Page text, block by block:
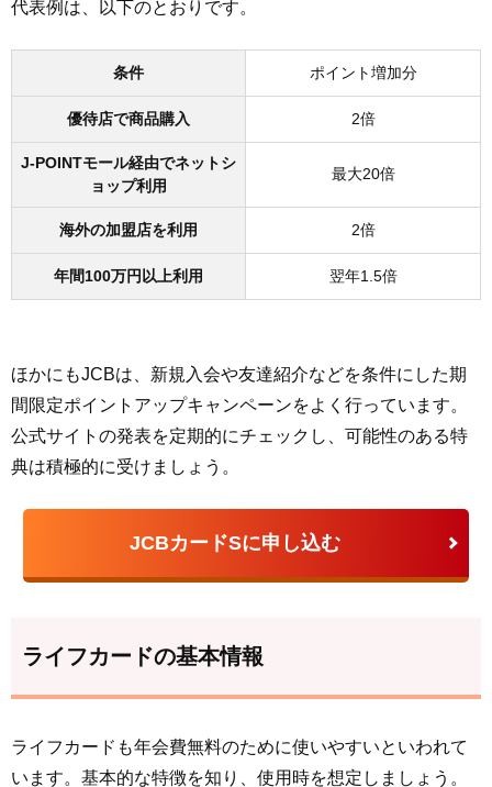
代表例は、以下のとおりです。
条件 ポイント増加分
優待店で商品購入 2倍
J-POINTモール経由でネットシ
ョップ利用
最大20倍
海外の加盟店を利用 2倍
年間100万円以上利用 翌年1.5倍
ほかにもJCBは、新規入会や友達紹介などを条件にした期
間限定ポイントアップキャンペーンをよく行っています。
公式サイトの発表を定期的にチェックし、可能性のある特
典は積極的に受けましょう。
JCBカードSに申し込む
ライフカードの基本情報
ライフカードも年会費無料のために使いやすいといわれて
います。基本的な特徴を知り、使用時を想定しましょう。